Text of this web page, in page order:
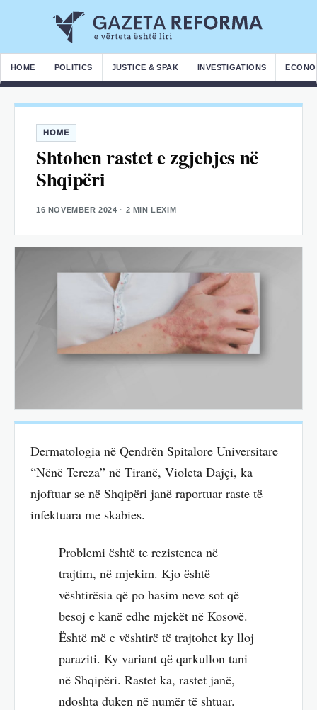
HOME POLITICS JUSTICE & SPAK INVESTIGATIONS
HOME
Shtohen rastet e zgjebjes në
Shqipëri
16 NOVEMBER 2024 · 2 MIN LEXIM
Dermatologia në Qendrën Spitalore Universitare
“Nënë Tereza” në Tiranë, Violeta Dajçi, ka
njoftuar se në Shqipëri janë raportuar raste të
infektuara me skabies.
Problemi është te rezistenca në
trajtim, në mjekim. Kjo është
vështirësia që po hasim neve sot që
besoj e kanë edhe mjekët në Kosovë.
Është më e vështirë të trajtohet ky lloj
paraziti. Ky variant që qarkullon tani
në Shqipëri. Rastet ka, rastet janë,
ndoshta duken në numër të shtuar.